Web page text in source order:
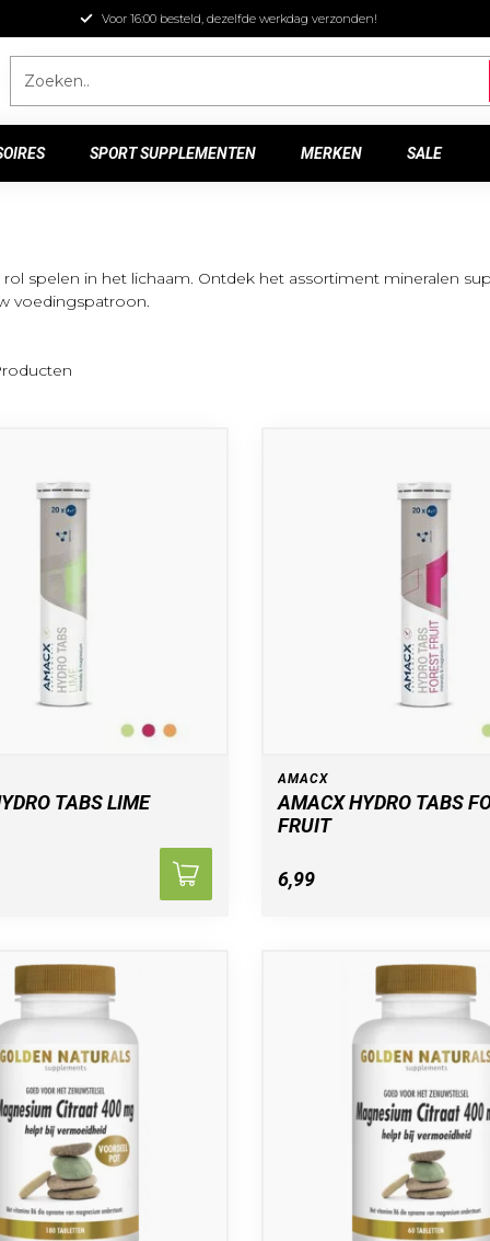
Voor 16:00 besteld, dezelfde werkdag verzonden!
SPORT SUPPLEMENTEN MERKEN SALE
spelen in het lichaam. Ontdek het assortiment mineralen
voedingspatroon.
TABS LIME
AMACX
AMACX HYDRO TABS
FRUIT
6,99